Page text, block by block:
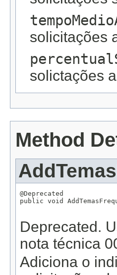
solicitações
solictações
Method
@Deprecated
public void
Deprecated.
nota técnica
Adiciona o